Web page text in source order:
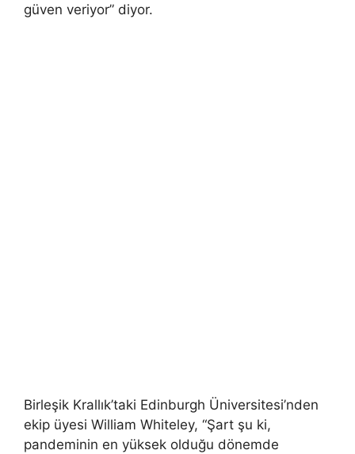
güven veriyor” diyor.
Birleşik Krallık’taki Edinburgh Üniversitesi’nden
ekip üyesi William Whiteley, “Şart şu ki,
pandeminin en yüksek olduğu dönemde